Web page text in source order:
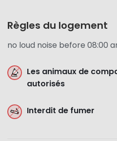
Règles du logement
no loud noise before 08:00
Les animaux de
autorisés
Interdit de fumer